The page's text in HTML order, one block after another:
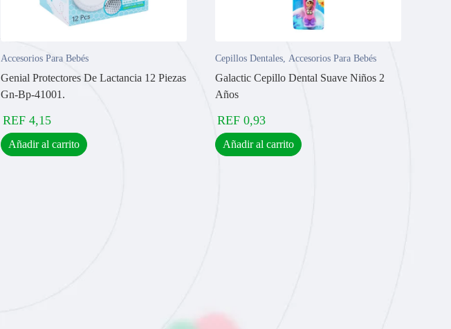
Accesorios Para Bebés
Genial Protectores De Lactancia 12 Piezas
Gn-Bp-41001.
REF 4,15
Añadir al carrito
Cepillos Dentales Accesorios Para Bebés
Galactic Cepillo Dental Suave Niños 2
Años
REF 0,93
Añadir al carrito